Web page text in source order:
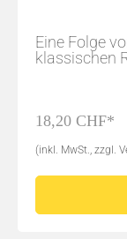
Eine Folge
klassischen
18,20 CHF*
(inkl. MwSt., zzgl.